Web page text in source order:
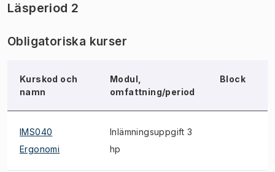
Läsperiod 2
Obligatoriska kurser
Kurskod och
namn
Modul,
omfattning/period
Block
IMS040
Ergonomi
Inlämningsuppgift 3
hp